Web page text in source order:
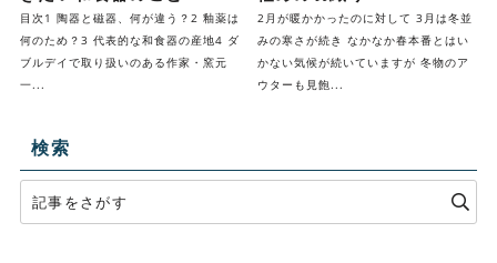
目次1 陶器と磁器、何が違う？2 釉薬は
何のため？3 代表的な和食器の産地4 ダ
ブルデイで取り扱いのある作家・窯元
一...
2月が暖かかったのに対して 3月は冬並
みの寒さが続き なかなか春本番とはい
かない気候が続いていますが 冬物のア
ウターも見飽...
検索